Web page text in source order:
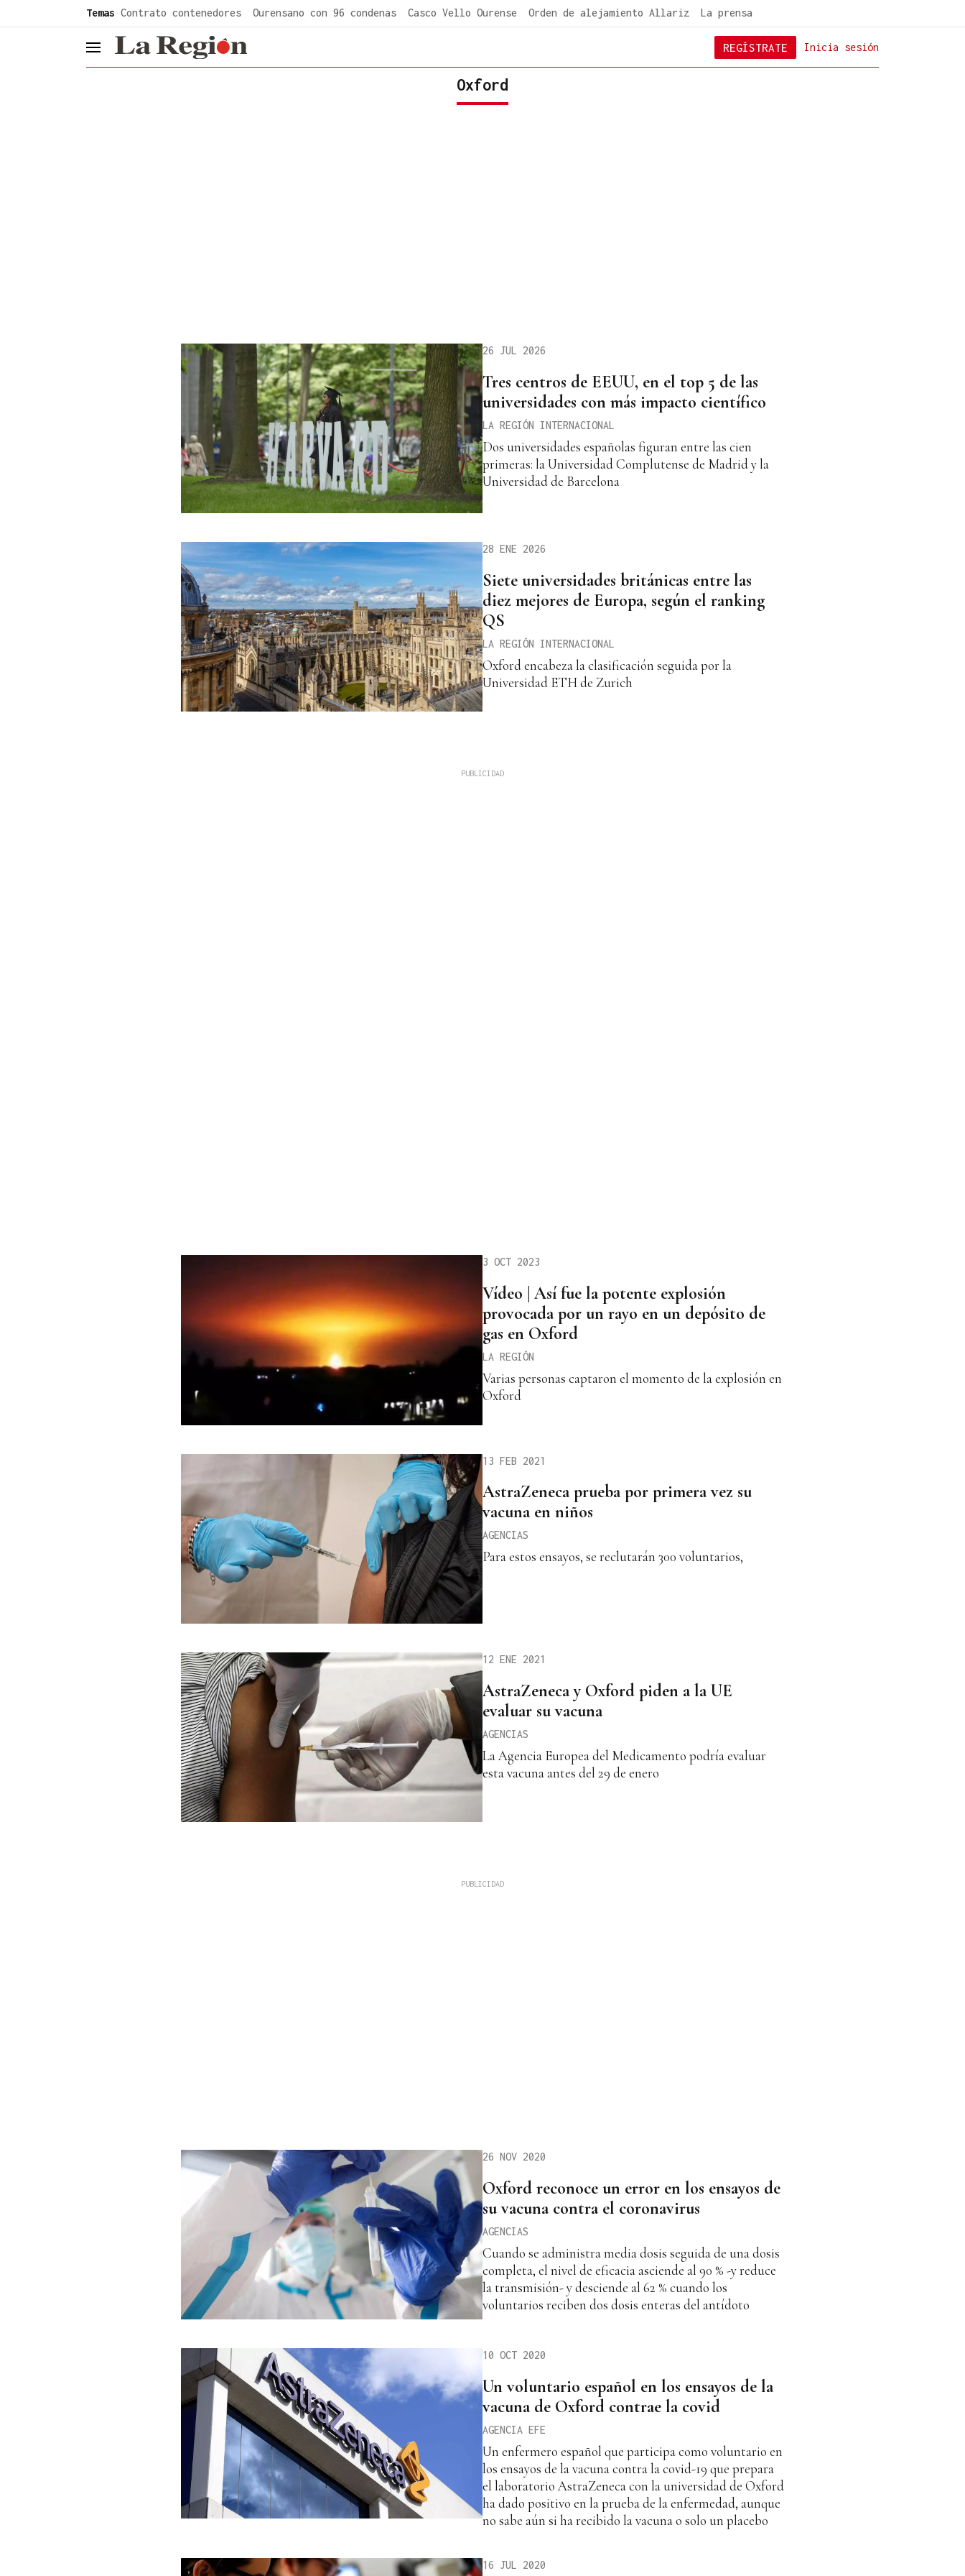
Temas Contrato contenedores Ourensano con 96 condenas Casco Vello Ourense Orden de alejamiento Allariz La prensa
header.menu.open Inicia sesión
REGÍSTRATE
Oxford
26 JUL 2026
Tres centros de EEUU, en el top 5 de las
universidades con más impacto científico
LA REGIÓN INTERNACIONAL
Dos universidades españolas figuran entre las cien
primeras: la Universidad Complutense de Madrid y la
Universidad de Barcelona
28 ENE 2026
Siete universidades británicas entre las
diez mejores de Europa, según el ranking
QS
LA REGIÓN INTERNACIONAL
Oxford encabeza la clasificación seguida por la
Universidad ETH de Zurich
3 OCT 2023
Vídeo | Así fue la potente explosión
provocada por un rayo en un depósito de
gas en Oxford
LA REGIÓN
Varias personas captaron el momento de la explosión en
Oxford
13 FEB 2021
AstraZeneca prueba por primera vez su
vacuna en niños
AGENCIAS
Para estos ensayos, se reclutarán 300 voluntarios,
12 ENE 2021
AstraZeneca y Oxford piden a la UE
evaluar su vacuna
AGENCIAS
La Agencia Europea del Medicamento podría evaluar
esta vacuna antes del 29 de enero
26 NOV 2020
Oxford reconoce un error en los ensayos de
su vacuna contra el coronavirus
AGENCIAS
Cuando se administra media dosis seguida de una dosis
completa, el nivel de eficacia asciende al 90 % -y reduce
la transmisión- y desciende al 62 % cuando los
voluntarios reciben dos dosis enteras del antídoto
10 OCT 2020
Un voluntario español en los ensayos de la
vacuna de Oxford contrae la covid
AGENCIA EFE
Un enfermero español que participa como voluntario en
los ensayos de la vacuna contra la covid-19 que prepara
el laboratorio AstraZeneca con la universidad de Oxford
ha dado positivo en la prueba de la enfermedad, aunque
no sabe aún si ha recibido la vacuna o solo un placebo
16 JUL 2020